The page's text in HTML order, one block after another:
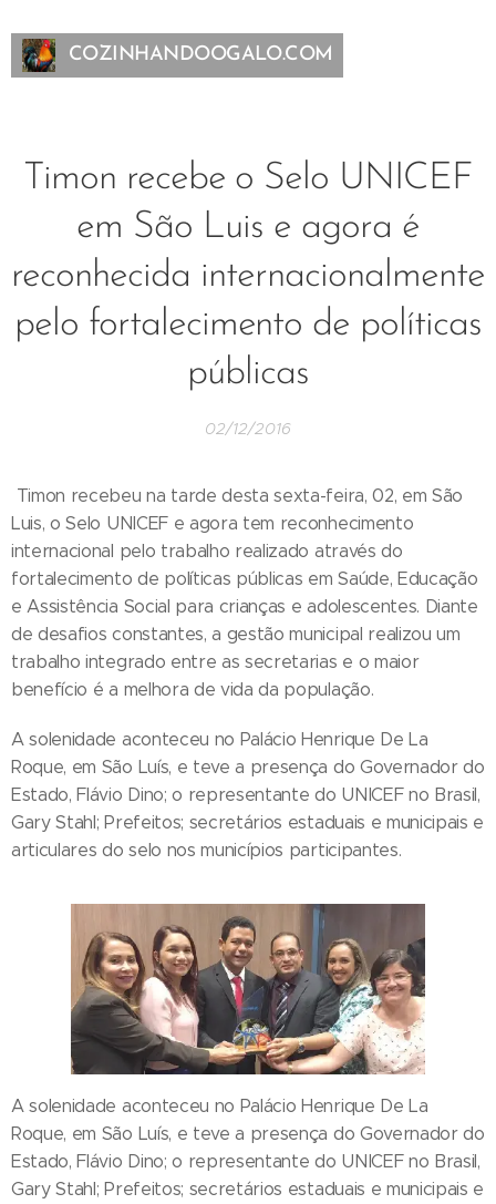
COZINHANDOOGALO.COM
Timon recebe o Selo UNICEF
em São Luis e agora é
reconhecida internacionalmente
pelo fortalecimento de políticas
públicas
02/12/2016
Timon recebeu na tarde desta sexta-feira, 02, em São
Luis, o Selo UNICEF e agora tem reconhecimento
internacional pelo trabalho realizado através do
fortalecimento de políticas públicas em Saúde, Educação
e Assistência Social para crianças e adolescentes. Diante
de desafios constantes, a gestão municipal realizou um
trabalho integrado entre as secretarias e o maior
benefício é a melhora de vida da população.
A solenidade aconteceu no Palácio Henrique De La
Roque, em São Luís, e teve a presença do Governador do
Estado, Flávio Dino; o representante do UNICEF no Brasil,
Gary Stahl; Prefeitos; secretários estaduais e municipais e
articulares do selo nos municípios participantes.
A solenidade aconteceu no Palácio Henrique De La
Roque, em São Luís, e teve a presença do Governador do
Estado, Flávio Dino; o representante do UNICEF no Brasil,
Gary Stahl; Prefeitos; secretários estaduais e municipais e